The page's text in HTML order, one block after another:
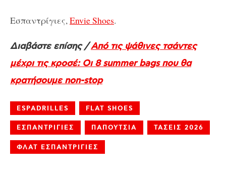
Εσπαντρίγιες,Envie Shoes.
Διαβάστε επίσης /Από τις ψάθινες τσάντες
μέχρι τις κροσέ: Οι 8 summer bags που θα
κρατήσουμε non-stop
ESPADRILLES FLAT SHOES
ΕΣΠΑΝΤΡΙΓΙΕΣ ΠΑΠΟΥΤΣΙΑ ΤΑΣΕΙΣ 2026
ΦΛΑΤ ΕΣΠΑΝΤΡΙΓΙΕΣ